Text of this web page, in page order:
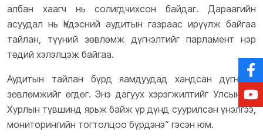
албан хаагч нь солигдчихсон байдаг. Дараагийн
асуудал нь Үндэсний аудитын газраас ирүүлж байгаа
тайлан, түүний зөвлөмж дүгнэлтийг парламент нэр
төдий хэлэлцэж байгаа.
Аудитын тайлан бүрд яамдуудад хандсан дүгнэлт,
зөвлөмжийг өгдөг. Энэ дагуух хэрэгжилтийг Улсын Их
Хурлын түвшинд ярьж байж үр дүнд суурилсан үнэлгээ,
мониторингийн тогтолцоо бүрдэнэ” гэсэн юм.